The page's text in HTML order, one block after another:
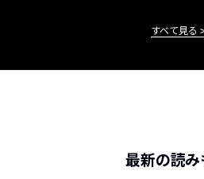
すべて見る
最新の読み